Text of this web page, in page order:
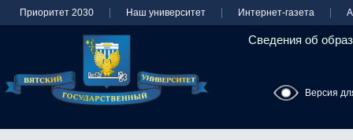
Приоритет 2030 Наш университет Интернет-газета
Сведения об
Версия